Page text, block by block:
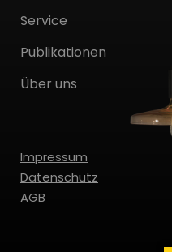
Service
Publikationen
Über uns
Impressum
Datenschutz
AGB